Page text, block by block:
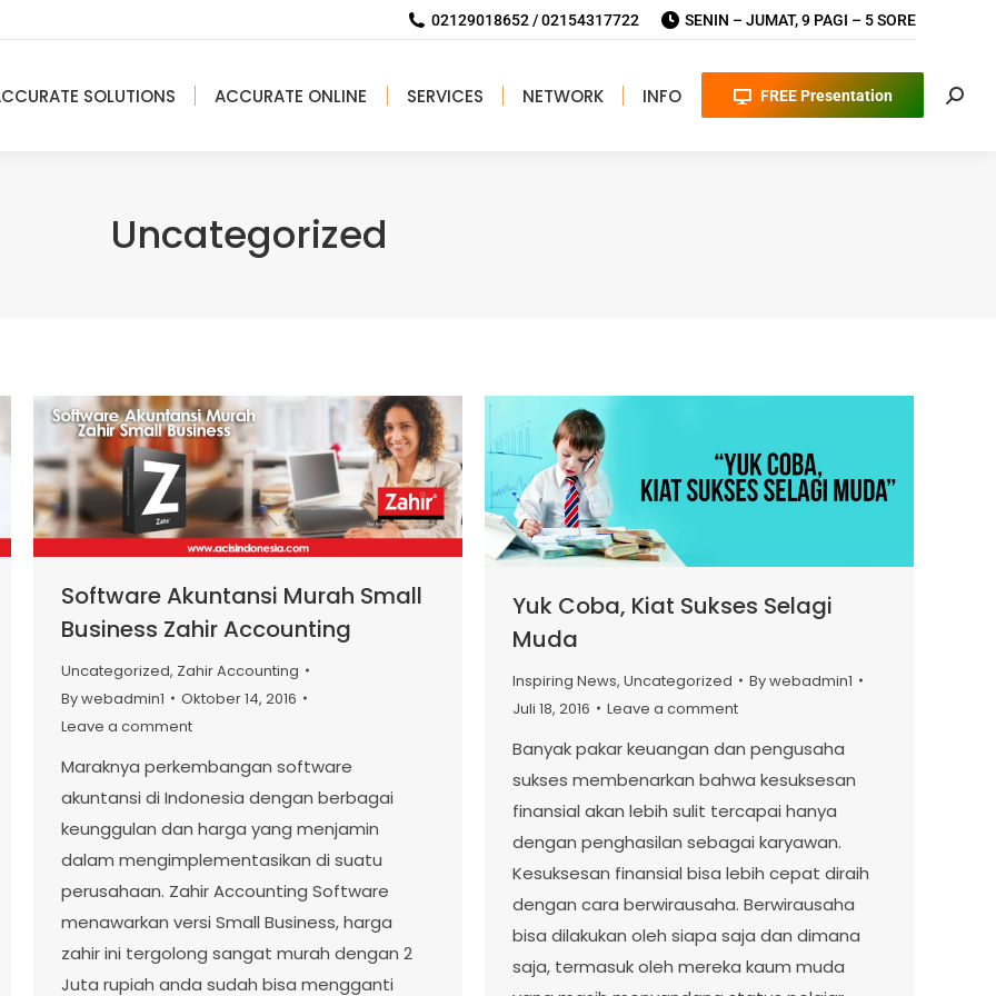
02129018652 / 02154317722 SENIN – JUMAT, 9 PAGI – 5 SORE
SOLUTIONS ACCURATE ONLINE SERVICES NETWORK INFO FREE Presentation
Uncategorized
Software Akuntansi Murah Small
Business Zahir Accounting
Uncategorized, Zahir Accounting
Bywebadmin1
Oktober 14, 2016
Leave a comment
Maraknya perkembangan software
akuntansi di Indonesia dengan berbagai
keunggulan dan harga yang menjamin
dalam mengimplementasikan di suatu
perusahaan. Zahir Accounting Software
menawarkan versi Small Business, harga
zahir ini tergolong sangat murah dengan 2
Juta rupiah anda sudah bisa mengganti
Yuk Coba, Kiat Sukses Selagi
Muda
Inspiring News, Uncategorized Bywebadmin1
Juli 18, 2016
Leave a comment
Banyak pakar keuangan dan pengusaha
sukses membenarkan bahwa kesuksesan
finansial akan lebih sulit tercapai hanya
dengan penghasilan sebagai karyawan.
Kesuksesan finansial bisa lebih cepat diraih
dengan cara berwirausaha. Berwirausaha
bisa dilakukan oleh siapa saja dan dimana
saja, termasuk oleh mereka kaum muda